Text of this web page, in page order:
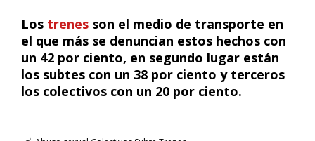
Los trenes son el medio de transporte en
el que más se denuncian estos hechos con
un 42 por ciento, en segundo lugar están
los subtes con un 38 por ciento y terceros
los colectivos con un 20 por ciento.